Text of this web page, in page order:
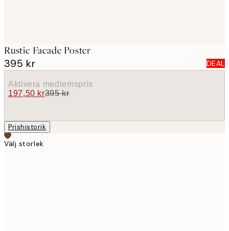
Rustic Facade Poster
395 kr DEAL
Aktivera medlemspris
197,50 kr395 kr
Prishistorik
Välj storlek